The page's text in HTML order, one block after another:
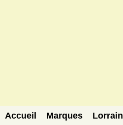
Accueil Marques